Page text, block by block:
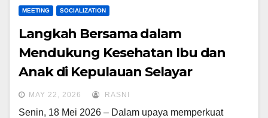
MEETING SOCIALIZATION
Langkah Bersama dalam
Mendukung Kesehatan Ibu dan
Anak di Kepulauan Selayar
MAY 22, 2026 RASNI
Senin, 18 Mei 2026 – Dalam upaya memperkuat